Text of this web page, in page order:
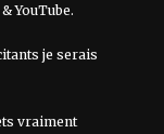
YouTube.
je serais
vraiment